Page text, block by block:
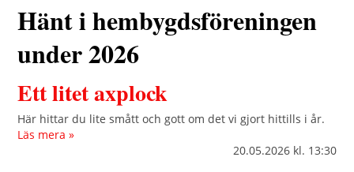
Hänt i hembygdsföreningen
under 2026
Ett litet axplock
Här hittar du lite smått och gott om det vi gjort hittills i år.
Läs mera »
20.05.2026 kl. 13:30